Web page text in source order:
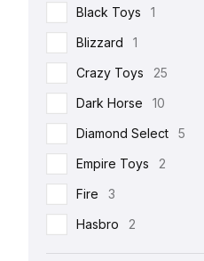
Black Toys
1
Blizzard
1
Crazy Toys
25
Dark Horse
10
Diamond Select
5
Empire Toys
2
Fire
3
Hasbro
2
Hot Toys 93